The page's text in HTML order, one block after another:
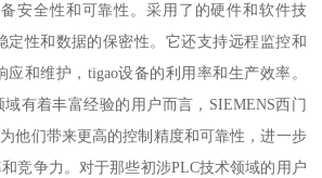
备安全性和可靠性。采用了的硬件和软件技
定性和数据的保密性。它还支持远程监控和
和维护，tigao设备的利用率和生产效率。
有着丰富经验的用户而言，SIEMENS西门
他们带来更高的控制精度和可靠性，进一步
竞争力。对于那些初涉PLC技术领域的用户